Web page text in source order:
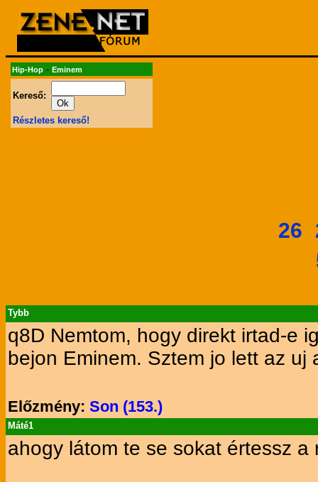
Hip-Hop - Eminem
Kereső:
Részletes kereső!
26
Tybb
q8D Nemtom, hogy direkt irtad-e
bejon Eminem. Sztem jo lett az
Előzmény: Son (153.)
Máté1
ahogy látom te se sokat értessz